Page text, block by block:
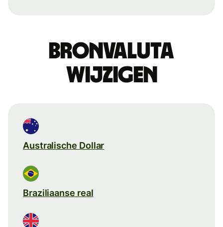
Bronvaluta
wijzigen
Australische Dollar
Braziliaanse real